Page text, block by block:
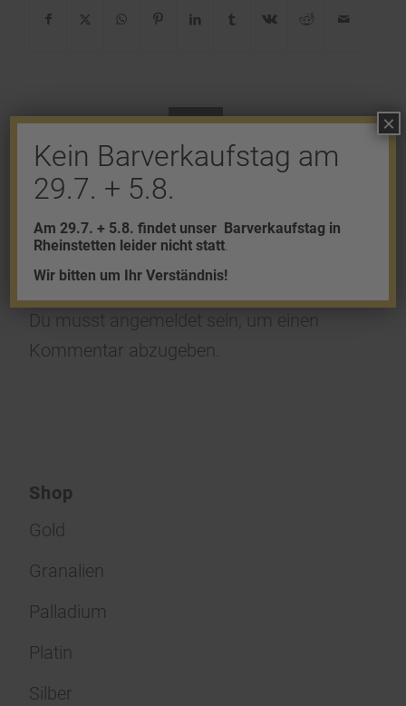
KOMMENTARE
Hinterlasse einen Kommentar
An der Diskussion beteiligen?
Hinterlasse uns deinen Kommentar!
Du musst angemeldet sein, um einen
Kommentar abzugeben.
Shop
Gold
Granalien
Palladium
Platin
Silber
Kein Barverkaufstag am
29.7. + 5.8.
Am 29.7. + 5.8. findet unser Barverkaufstag in
Rheinstetten leider nicht statt.
Wir bitten um Ihr Verständnis!
×